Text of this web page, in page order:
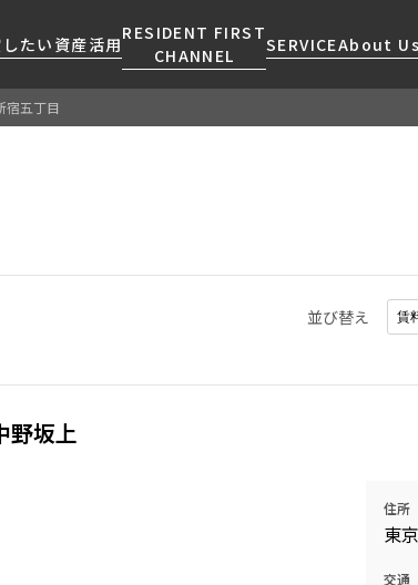
たい 資産活用
RESIDENT FIRST
CHANNEL
SERVICEAbout Us
新着情報から探す
当社限定(港区・渋
よくあるご質問
社宅紹介
宿五丁目
並び替え
野坂上
住所
東
交通